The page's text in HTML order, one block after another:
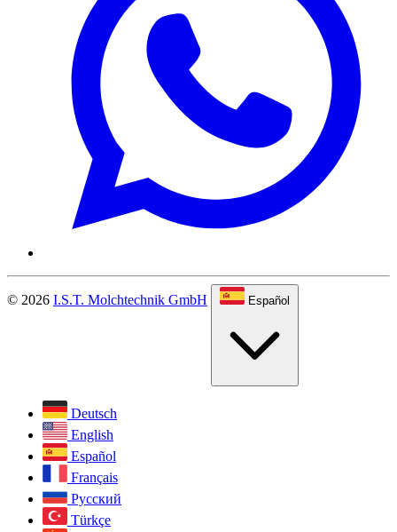
© 2026 I.S.T. Molchtechnik GmbH Español
Deutsch
English
Español
Français
Русский
Türkçe